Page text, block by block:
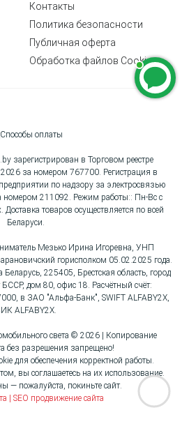
Контакты
Политика безопасности
Публичная оферта
Обработка файлов Cookie
зарегистрирован в Торговом реестре
за номером 767700. Регистрация в
по надзору за электросвязью
номером 211092. Режим работы:: Пн-Вс с
товаров осуществляется по всей
Беларуси.
Мезько Ирина Игоревна, УНП
горисполком 05.02.2025 года.
225405, Брестская область, город
дом 80, офис 18. Расчётный счёт:
в ЗАО "Альфа-Банк", SWIFT ALFABY2X,
ALFABY2X.
света © 2026 | Копирование
без разрешения запрещено!
для обеспечения корректной работы.
вы соглашаетесь на их использование.
— пожалуйста, покиньте сайт.
| SEO продвижение сайта